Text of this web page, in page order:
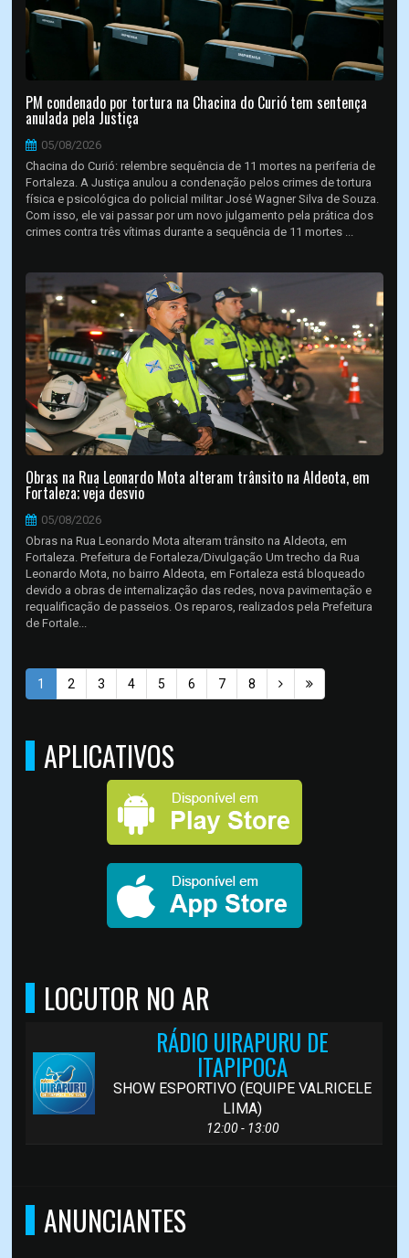
PM condenado por tortura na Chacina do Curió tem sentença
anulada pela Justiça
05/08/2026
Chacina do Curió: relembre sequência de 11 mortes na periferia de
Fortaleza. A Justiça anulou a condenação pelos crimes de tortura
física e psicológica do policial militar José Wagner Silva de Souza.
Com isso, ele vai passar por um novo julgamento pela prática dos
crimes contra três vítimas durante a sequência de 11 mortes ...
Obras na Rua Leonardo Mota alteram trânsito na Aldeota, em
Fortaleza; veja desvio
05/08/2026
Obras na Rua Leonardo Mota alteram trânsito na Aldeota, em
Fortaleza. Prefeitura de Fortaleza/Divulgação Um trecho da Rua
Leonardo Mota, no bairro Aldeota, em Fortaleza está bloqueado
devido a obras de internalização das redes, nova pavimentação e
requalificação de passeios. Os reparos, realizados pela Prefeitura
de Fortale...
1 2 3 4 5 6 7 8
APLICATIVOS
LOCUTOR NO AR
RÁDIO UIRAPURU DE
ITAPIPOCA
SHOW ESPORTIVO (EQUIPE VALRICELE
LIMA)
12:00 - 13:00
ANUNCIANTES